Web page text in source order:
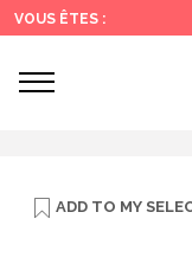
Search
Main
Menu
Main
Content
VOUS ÊTES :
Ouvrir
ADD TO MY